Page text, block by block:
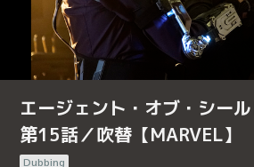
エージェント・オブ・シー
第15話／吹替【MARVEL】
Dubbing